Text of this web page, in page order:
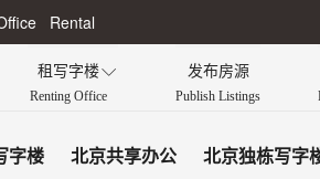
Rental
租写字楼
Renting Office
 发布房源
Publish Listings
字楼 北京共享办公 北京独栋写字